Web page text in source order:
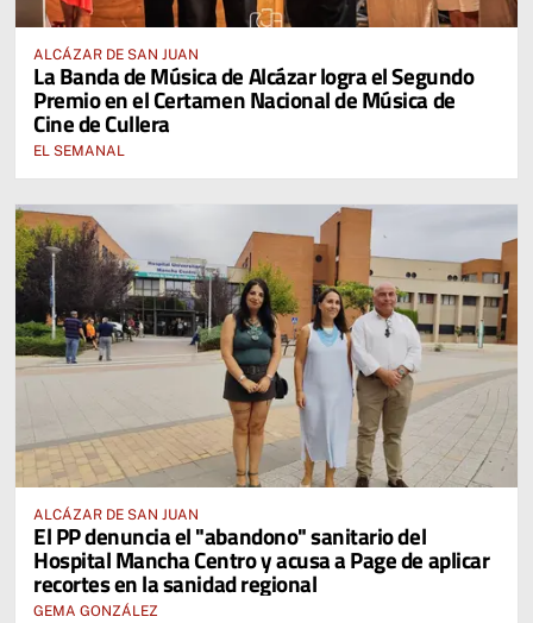
ALCÁZAR DE SAN JUAN
La Banda de Música de Alcázar logra el Segundo
Premio en el Certamen Nacional de Música de
Cine de Cullera
EL SEMANAL
ALCÁZAR DE SAN JUAN
El PP denuncia el "abandono" sanitario del
Hospital Mancha Centro y acusa a Page de aplicar
recortes en la sanidad regional
GEMA GONZÁLEZ